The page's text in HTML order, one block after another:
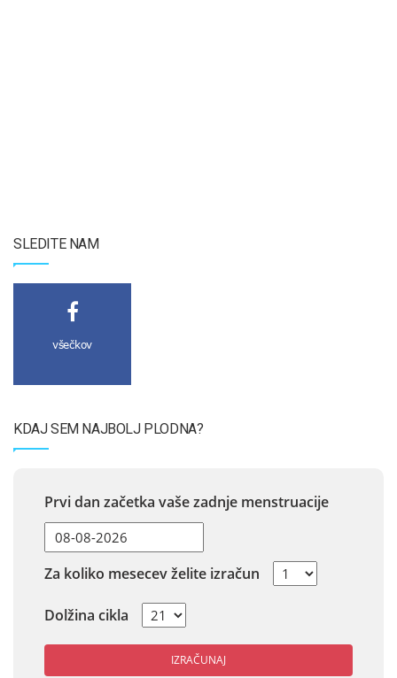
SLEDITE NAM
všečkov
KDAJ SEM NAJBOLJ PLODNA?
Prvi dan začetka vaše zadnje menstruacije
Za koliko mesecev želite izračun
Dolžina cikla
IZRAČUNAJ